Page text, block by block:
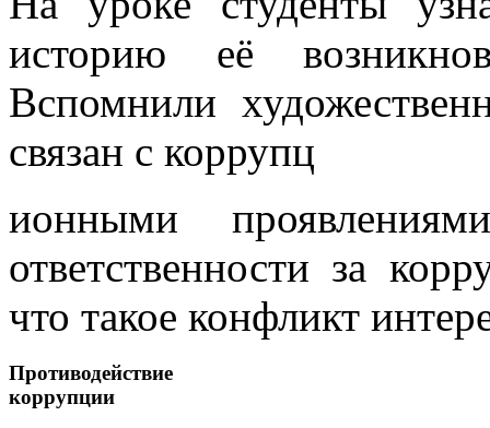
историю её
Вспомнили
связан с коррупц
ионными
ответственности за
что такое конфликт
Противодействие
коррупции